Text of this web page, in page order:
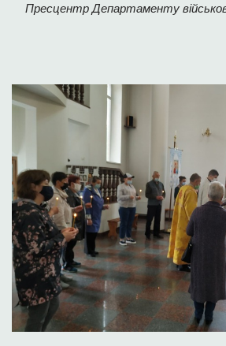
Пресцентр Департаменту